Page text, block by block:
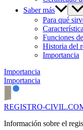
Saber más
Para qué
Funciones
Historia del
Importancia
Importancia
Importancia
REGISTRO-
Información sobre el